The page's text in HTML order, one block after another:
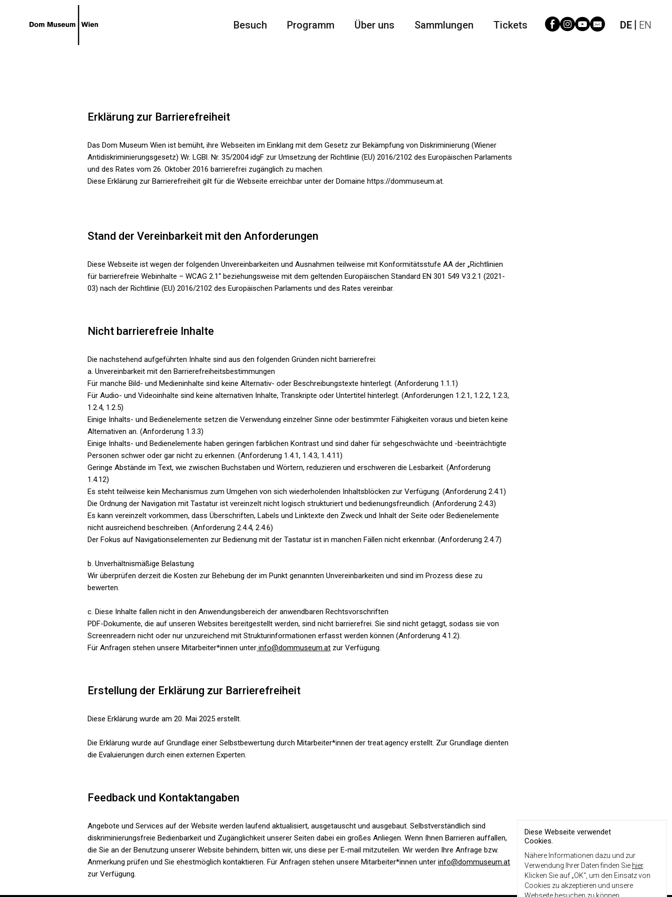
Diese Webseite verwendet
Cookies.
Nähere Informationen dazu und zur
Verwendung Ihrer Daten finden Sie hier.
Klicken Sie auf „OK“, um den Einsatz von
Cookies zu akzeptieren und unsere
Besuch Programm Über uns Sammlungen Tickets DE EN
Erklärung zur Barrierefreiheit
Das Dom Museum Wien ist bemüht, ihre Webseiten im Einklang mit dem Gesetz zur Bekämpfung von Diskriminierung (Wiener
Antidiskriminierungsgesetz) Wr. LGBl. Nr. 35/2004 idgF zur Umsetzung der Richtlinie (EU) 2016/2102 des Europäischen Parlaments
und des Rates vom 26. Oktober 2016 barrierefrei zugänglich zu machen.
Diese Erklärung zur Barrierefreiheit gilt für die Webseite erreichbar unter der Domaine https://dommuseum.at.
Stand der Vereinbarkeit mit den Anforderungen
Diese Webseite ist wegen der folgenden Unvereinbarkeiten und Ausnahmen teilweise mit Konformitätsstufe AA der „Richtlinien
für barrierefreie Webinhalte – WCAG 2.1“ beziehungsweise mit dem geltenden Europäischen Standard EN 301 549 V3.2.1 (2021-
03) nach der Richtlinie (EU) 2016/2102 des Europäischen Parlaments und des Rates vereinbar.
Nicht barrierefreie Inhalte
Die nachstehend aufgeführten Inhalte sind aus den folgenden Gründen nicht barrierefrei:
a. Unvereinbarkeit mit den Barrierefreiheitsbestimmungen
Für manche Bild- und Medieninhalte sind keine Alternativ- oder Beschreibungstexte hinterlegt. (Anforderung 1.1.1)
Für Audio- und Videoinhalte sind keine alternativen Inhalte, Transkripte oder Untertitel hinterlegt. (Anforderungen 1.2.1, 1.2.2, 1.2.3,
1.2.4, 1.2.5)
Einige Inhalts- und Bedienelemente setzen die Verwendung einzelner Sinne oder bestimmter Fähigkeiten voraus und bieten keine
Alternativen an. (Anforderung 1.3.3)
Einige Inhalts- und Bedienelemente haben geringen farblichen Kontrast und sind daher für sehgeschwächte und -beeinträchtigte
Personen schwer oder gar nicht zu erkennen. (Anforderung 1.4.1, 1.4.3, 1.4.11)
Geringe Abstände im Text, wie zwischen Buchstaben und Wörtern, reduzieren und erschweren die Lesbarkeit. (Anforderung
1.4.12)
Es steht teilweise kein Mechanismus zum Umgehen von sich wiederholenden Inhaltsblöcken zur Verfügung. (Anforderung 2.4.1)
Die Ordnung der Navigation mit Tastatur ist vereinzelt nicht logisch strukturiert und bedienungsfreundlich. (Anforderung 2.4.3)
Es kann vereinzelt vorkommen, dass Überschriften, Labels und Linktexte den Zweck und Inhalt der Seite oder Bedienelemente
nicht ausreichend beschreiben. (Anforderung 2.4.4, 2.4.6)
Der Fokus auf Navigationselementen zur Bedienung mit der Tastatur ist in manchen Fällen nicht erkennbar. (Anforderung 2.4.7)
b. Unverhältnismäßige Belastung
Wir überprüfen derzeit die Kosten zur Behebung der im Punkt genannten Unvereinbarkeiten und sind im Prozess diese zu
bewerten.
c. Diese Inhalte fallen nicht in den Anwendungsbereich der anwendbaren Rechtsvorschriften
PDF-Dokumente, die auf unseren Websites bereitgestellt werden, sind nicht barrierefrei. Sie sind nicht getaggt, sodass sie von
Screenreadern nicht oder nur unzureichend mit Strukturinformationen erfasst werden können (Anforderung 4.1.2).
Für Anfragen stehen unsere Mitarbeiter*innen unter info@dommuseum.at zur Verfügung.
Erstellung der Erklärung zur Barrierefreiheit
Diese Erklärung wurde am 20. Mai 2025 erstellt.
Die Erklärung wurde auf Grundlage einer Selbstbewertung durch Mitarbeiter*innen der treat.agency erstellt. Zur Grundlage dienten
die Evaluierungen durch einen externen Experten.
Feedback und Kontaktangaben
Angebote und Services auf der Website werden laufend aktualisiert, ausgetauscht und ausgebaut. Selbstverständlich sind
diskriminierungsfreie Bedienbarkeit und Zugänglichkeit unserer Seiten dabei ein großes Anliegen. Wenn Ihnen Barrieren auffallen,
die Sie an der Benutzung unserer Website behindern, bitten wir, uns diese per E-mail mitzuteilen. Wir werden Ihre Anfrage bzw.
Anmerkung prüfen und Sie ehestmöglich kontaktieren. Für Anfragen stehen unsere Mitarbeiter*innen unterinfo@dommuseum.at
zur Verfügung.